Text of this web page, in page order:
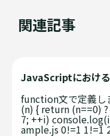
関連記事
JavaScriptにおけ
function文で定義
(n) { return (n==0)
7; ++i)
ample.js 0!=1 1!=1